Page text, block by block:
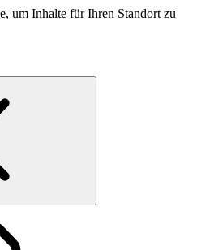
um Inhalte für Ihren Standort zu